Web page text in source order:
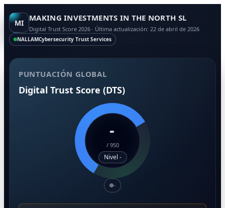
MI MAKING INVESTMENTS IN THE NORTH SL
Digital Trust Score 2026 · Última actualización: 22 de abril de 2026
NALLAMCybersecurity Trust Services
PUNTUACIÓN GLOBAL
Digital Trust Score (DTS)
-
/ 950
Nivel -
-